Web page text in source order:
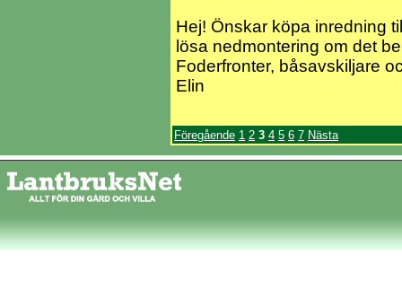
Hej! Önskar köpa inredning
lösa nedmontering om det
Foderfronter, båsavskiljare
Elin
Föregående 1 2 3 4 5 6 7 Nästa